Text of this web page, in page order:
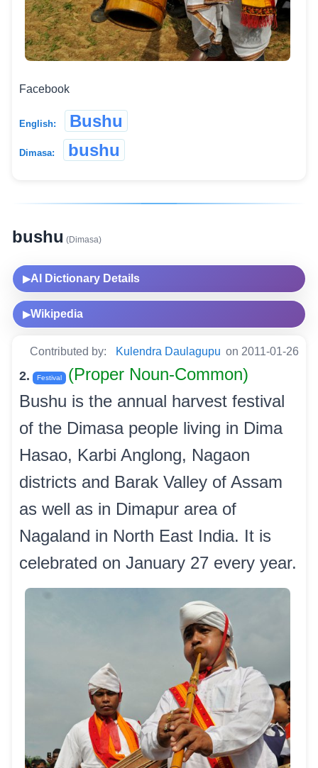
Facebook
English: Bushu
Dimasa: bushu
bushu (Dimasa)
▶AI Dictionary Details
▶Wikipedia
Contributed by: Kulendra Daulagupu on 2011-01-26
2. Festival
(Proper Noun-Common)
Bushu is the annual harvest festival
of the Dimasa people living in Dima
Hasao, Karbi Anglong, Nagaon
districts and Barak Valley of Assam
as well as in Dimapur area of
Nagaland in North East India. It is
celebrated on January 27 every year.